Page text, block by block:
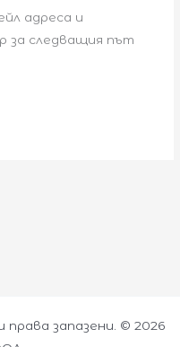
адреса и
за следващия път
запазени. © 2026